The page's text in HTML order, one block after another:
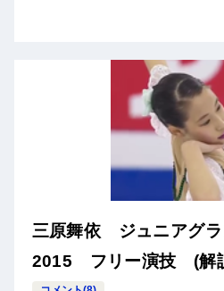
三原舞依 ジュニアグラ
2015 フリー演技 (解